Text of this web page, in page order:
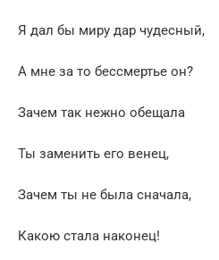
Я дал бы миру дар чудесный,
А мне за то бессмертье он?
Зачем так нежно обещала
Ты заменить его венец,
Зачем ты не была сначала,
Какою стала наконец!